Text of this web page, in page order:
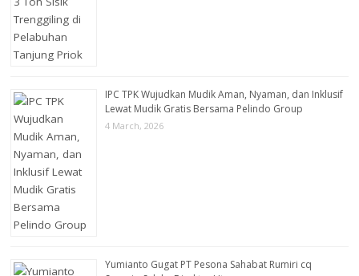
IPC TPK Wujudkan Mudik Aman, Nyaman, dan Inklusif
Lewat Mudik Gratis Bersama Pelindo Group
4 March, 2026
Yumianto Gugat PT Pesona Sahabat Rumiri cq